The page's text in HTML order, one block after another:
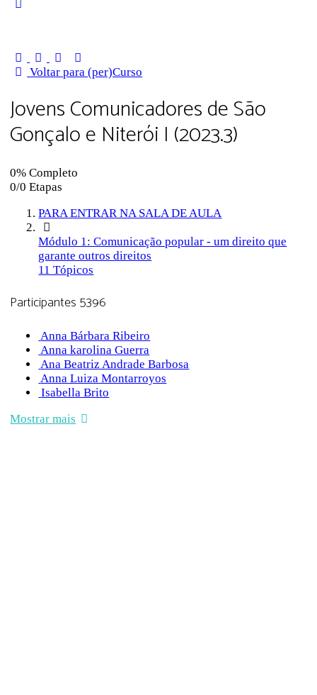
Voltar para (per)Curso
Jovens Comunicadores de São
Gonçalo e Niterói I (2023.3)
0% Completo
0/0 Etapas
PARA ENTRAR NA SALA DE AULA
Módulo 1: Comunicação popular - um direito que
garante outros direitos
11 Tópicos
Participantes 5396
Anna Bárbara Ribeiro
Anna karolina Guerra
Ana Beatriz Andrade Barbosa
Anna Luiza Montarroyos
Isabella Brito
Mostrar mais